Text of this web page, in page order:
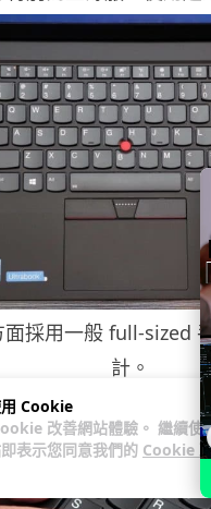
Cookie
改善網站體驗。 繼續使
表示您同意我們的 Cookie
採用一般 full-sized
計。